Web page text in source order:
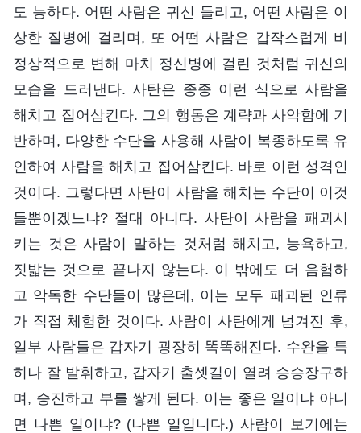
도 능하다. 어떤 사람은 귀신 들리고, 어떤 사람은 이
상한 질병에 걸리며, 또 어떤 사람은 갑작스럽게 비
정상적으로 변해 마치 정신병에 걸린 것처럼 귀신의
모습을 드러낸다. 사탄은 종종 이런 식으로 사람을
해치고 집어삼킨다. 그의 행동은 계략과 사악함에 기
반하며, 다양한 수단을 사용해 사람이 복종하도록 유
인하여 사람을 해치고 집어삼킨다. 바로 이런 성격인
것이다. 그렇다면 사탄이 사람을 해치는 수단이 이것
들뿐이겠느냐? 절대 아니다. 사탄이 사람을 패괴시
키는 것은 사람이 말하는 것처럼 해치고, 능욕하고,
짓밟는 것으로 끝나지 않는다. 이 밖에도 더 음험하
고 악독한 수단들이 많은데, 이는 모두 패괴된 인류
가 직접 체험한 것이다. 사람이 사탄에게 넘겨진 후,
일부 사람들은 갑자기 굉장히 똑똑해진다. 수완을 특
히나 잘 발휘하고, 갑자기 출셋길이 열려 승승장구하
며, 승진하고 부를 쌓게 된다. 이는 좋은 일이냐 아니
면 나쁜 일이냐? (나쁜 일입니다.) 사람이 보기에는